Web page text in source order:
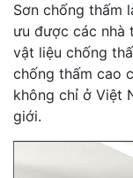
Sơn chống thấm
ưu được các nhà
vật liệu chống
chống thấm cao
không chỉ ở Việt
giới.